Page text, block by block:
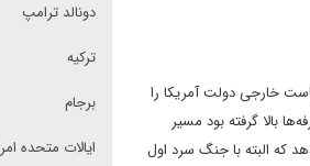
خارجی دولت آمریکا را
بالا گرفته بود مسیر
که البته با جنگ سرد اول
دونالد ترامپ
ترکیه
برجام
ایالات متحده